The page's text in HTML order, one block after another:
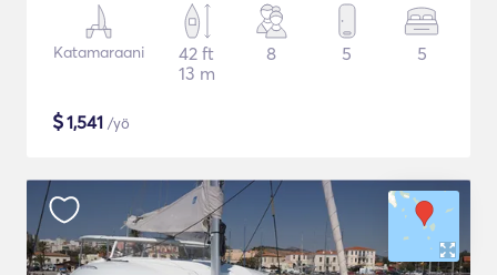
Katamaraani
42 ft
13 m
8 5 5
$1,541 /yö